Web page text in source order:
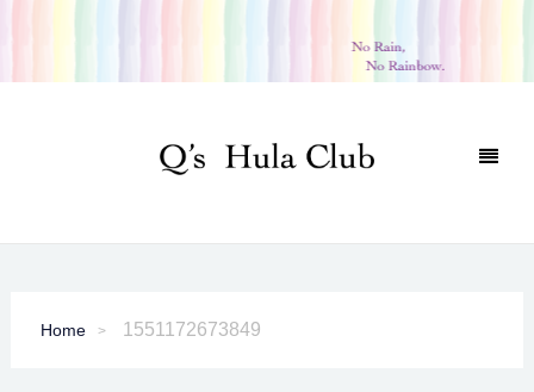
Home 1551172673849